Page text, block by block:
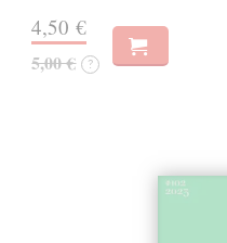
4,50 €
5,00 € ?